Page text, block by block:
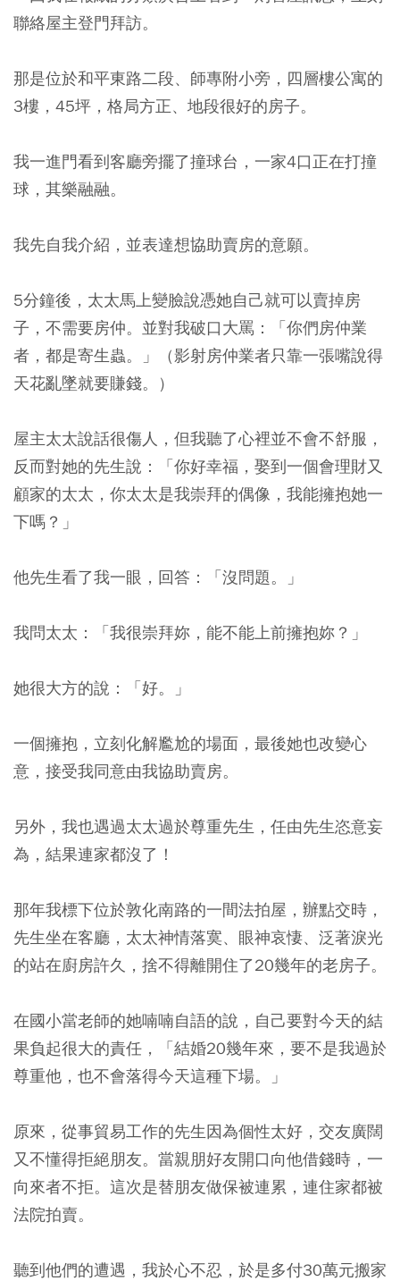
聯絡屋主登門拜訪。
那是位於和平東路二段、師專附小旁，四層樓公寓的
3樓，45坪，格局方正、地段很好的房子。
我一進門看到客廳旁擺了撞球台，一家4口正在打撞
球，其樂融融。
我先自我介紹，並表達想協助賣房的意願。
5分鐘後，太太馬上變臉說憑她自己就可以賣掉房
子，不需要房仲。並對我破口大罵：「你們房仲業
者，都是寄生蟲。」（影射房仲業者只靠一張嘴說得
天花亂墜就要賺錢。）
屋主太太說話很傷人，但我聽了心裡並不會不舒服，
反而對她的先生說：「你好幸福，娶到一個會理財又
顧家的太太，你太太是我崇拜的偶像，我能擁抱她一
下嗎？」
他先生看了我一眼，回答：「沒問題。」
我問太太：「我很崇拜妳，能不能上前擁抱妳？」
她很大方的說：「好。」
一個擁抱，立刻化解尷尬的場面，最後她也改變心
意，接受我同意由我協助賣房。
另外，我也遇過太太過於尊重先生，任由先生恣意妄
為，結果連家都沒了！
那年我標下位於敦化南路的一間法拍屋，辦點交時，
先生坐在客廳，太太神情落寞、眼神哀悽、泛著淚光
的站在廚房許久，捨不得離開住了20幾年的老房子。
在國小當老師的她喃喃自語的說，自己要對今天的結
果負起很大的責任，「結婚20幾年來，要不是我過於
尊重他，也不會落得今天這種下場。」
原來，從事貿易工作的先生因為個性太好，交友廣闊
又不懂得拒絕朋友。當親朋好友開口向他借錢時，一
向來者不拒。這次是替朋友做保被連累，連住家都被
法院拍賣。
聽到他們的遭遇，我於心不忍，於是多付30萬元搬家